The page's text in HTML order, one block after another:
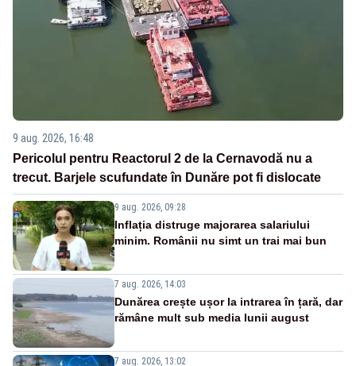
9 aug. 2026, 16:48
Pericolul pentru Reactorul 2 de la Cernavodă nu a
trecut. Barjele scufundate în Dunăre pot fi dislocate
9 aug. 2026, 09:28
Inflația distruge majorarea salariului
minim. Românii nu simt un trai mai bun
7 aug. 2026, 14:03
Dunărea crește ușor la intrarea în țară, dar
rămâne mult sub media lunii august
7 aug. 2026, 13:02